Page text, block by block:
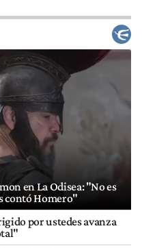
en La Odisea: "No es
contó Homero"
por ustedes avanza